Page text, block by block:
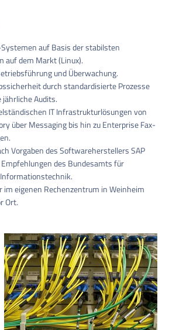
auf Basis der stabilsten
auf dem Markt (Linux).
und Überwachung.
durch standardisierte Prozesse
jährliche Audits.
IT Infrastrukturlösungen von
über Messaging bis hin zu Enterprise Fax-
Vorgaben des Softwareherstellers SAP
des Bundesamts für
im eigenen Rechenzentrum in Weinheim
Ort.